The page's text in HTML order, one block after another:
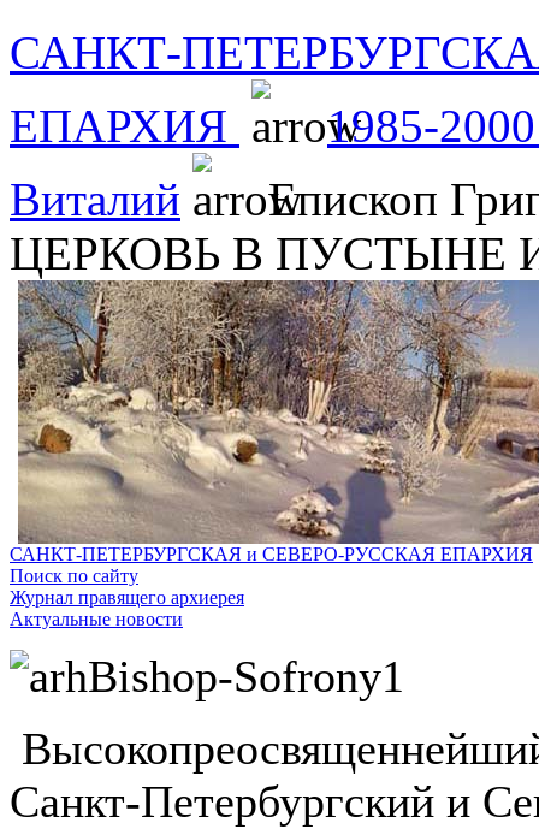
САНКТ-
ЕПАРХИЯ
1985-
Виталий
Епископ
ЦЕРКОВЬ В ПУСТЫНЕ
САНКТ-ПЕТЕРБУРГСКАЯ и СЕВЕРО-РУССКАЯ ЕПАРХИЯ
Поиск по сайту
Журнал правящего архиерея
Актуальные новости
Санкт-Петербургский и